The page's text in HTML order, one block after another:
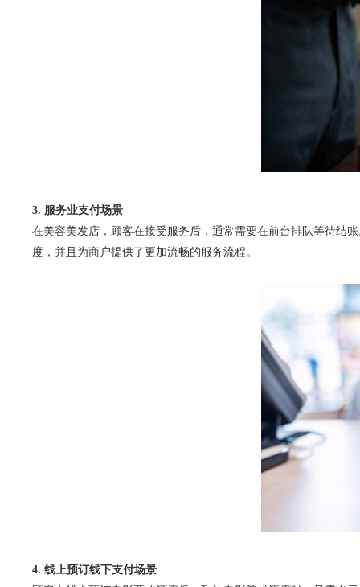
3. 服务业支付场景
在美容美发店，顾客在接受服务后，通常需要在前台排队等待结
度，并且为商户提供了更加流畅的服务流程。
4. 线上预订线下支付场景